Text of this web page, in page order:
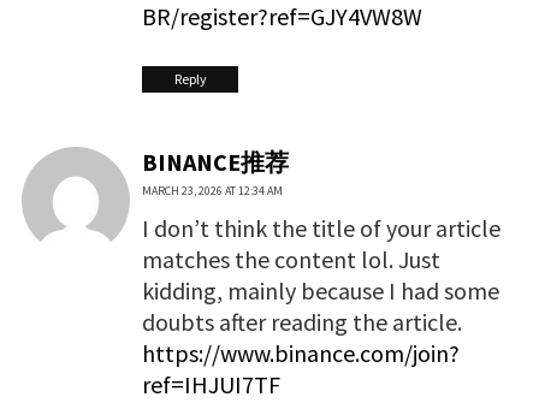
BR/register?ref=GJY4VW8W
Reply
BINANCE推荐
MARCH 23, 2026 AT 12:34 AM
I don’t think the title of your article
matches the content lol. Just
kidding, mainly because I had some
doubts after reading the article.
https://www.binance.com/join?
ref=IHJUI7TF